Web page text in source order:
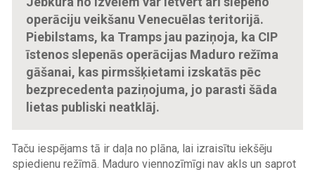
operāciju veikšanu Venecuēlas teritorijā.
Piebilstams, ka Tramps jau paziņoja, ka CIP
īstenos slepenās operācijas Maduro režīma
gāšanai, kas pirmsšķietami izskatās pēc
bezprecedenta paziņojuma, jo parasti šāda
lietas publiski neatklāj.
Taču iespējams tā ir daļa no plāna, lai izraisītu iekšēju
spiedienu režīmā. Maduro viennozīmīgi nav akls un saprot